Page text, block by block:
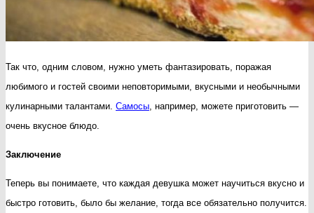
Так что, одним словом, нужно уметь фантазировать, поражая
любимого и гостей своими неповторимыми, вкусными и необычными
кулинарными талантами. Самосы , например, можете приготовить —
очень вкусное блюдо.
Заключение
Теперь вы понимаете, что каждая девушка может научиться вкусно и
быстро готовить, было бы желание, тогда все обязательно получится.